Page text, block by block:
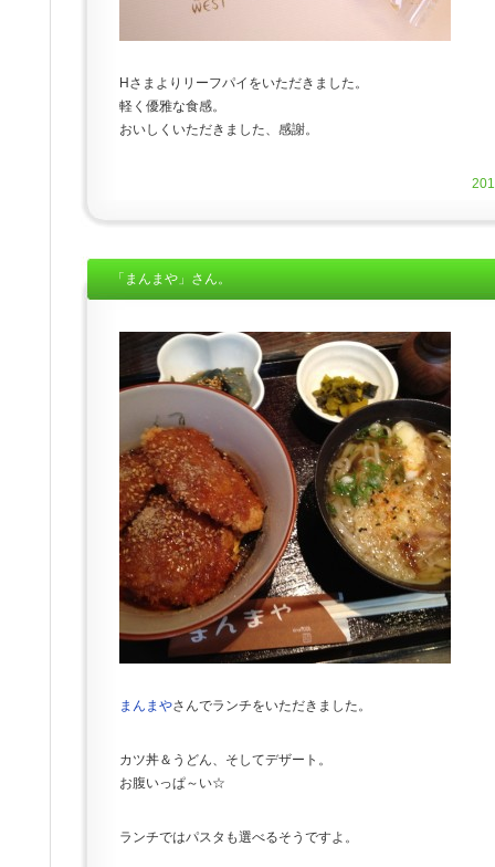
Hさまよりリーフパイをいただきました。
軽く優雅な食感。
おいしくいただきました、感謝。
「まんまや」さん。
まんまやさんでランチをいただきました。
カツ丼＆うどん、そしてデザート。
お腹いっぱ～い☆
ランチではパスタも選べるそうですよ。